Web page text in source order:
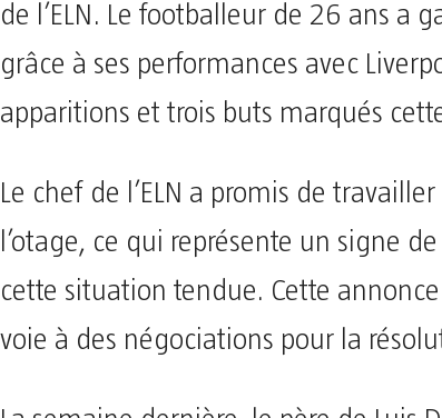
de l’ELN. Le footballeur de 26 ans a
grâce à ses performances avec
apparitions et trois buts marqués
Le chef de l’ELN a promis de
l’otage, ce qui représente un signe
cette situation tendue. Cette
voie à des négociations pour la